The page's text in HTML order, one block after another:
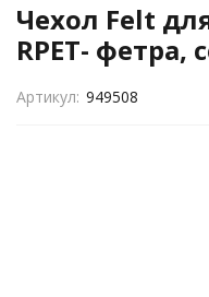
Чехол Felt
RPET- фетра,
Артикул: 949508